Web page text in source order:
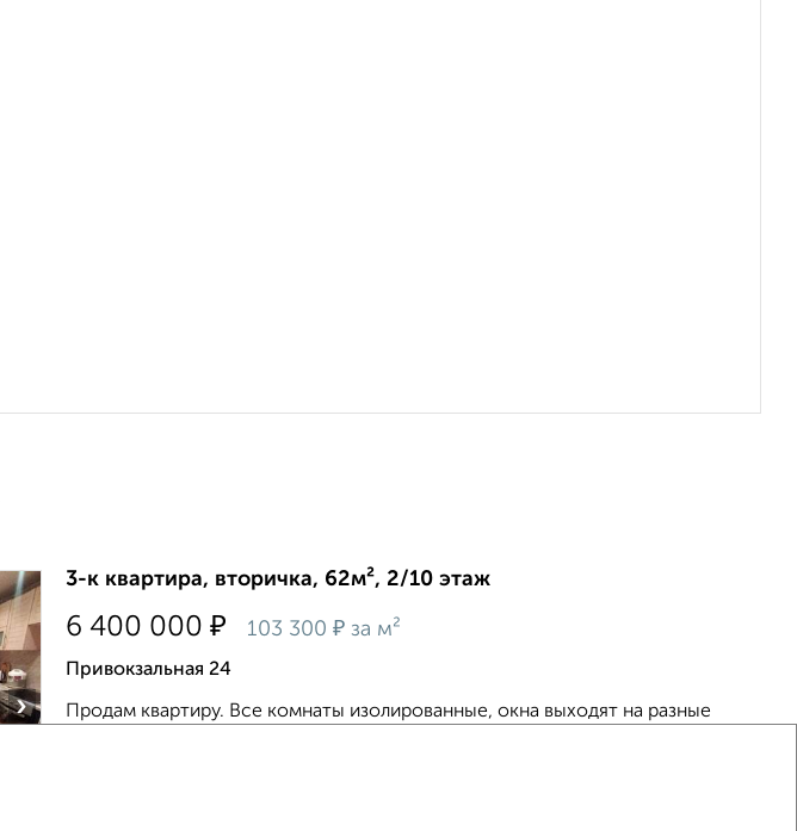
›
3-к квартира, вторичка, 62м², 2/10 этаж
6 400 000 ₽ 103 300 ₽ за м²
Привокзальная 24
Продам квартиру. Все комнаты изолированные, окна выходят на разные